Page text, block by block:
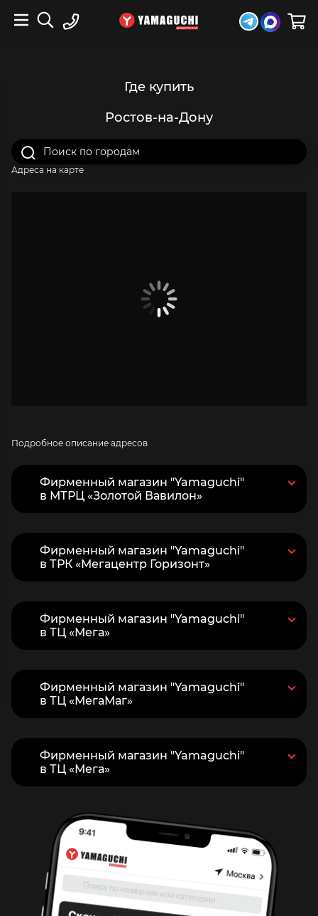
Где купить
Ростов-на-Дону
Адреса на карте
Подробное описание адресов
Фирменный магазин "Yamaguchi"
в МТРЦ «Золотой Вавилон»
Фирменный магазин "Yamaguchi"
в ТРК «Мегацентр Горизонт»
Фирменный магазин "Yamaguchi"
в ТЦ «Мега»
Фирменный магазин "Yamaguchi"
в ТЦ «МегаМаг»
Фирменный магазин "Yamaguchi"
в ТЦ «Мега»